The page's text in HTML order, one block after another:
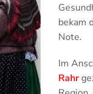
bekam
Note.
Im
Rahr